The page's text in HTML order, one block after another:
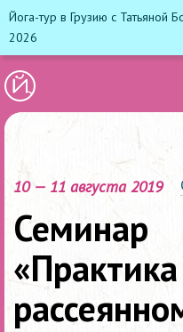
Йога-тур в Грузию с Татьяной
2026
10 — 11 августа 2019
Семинар